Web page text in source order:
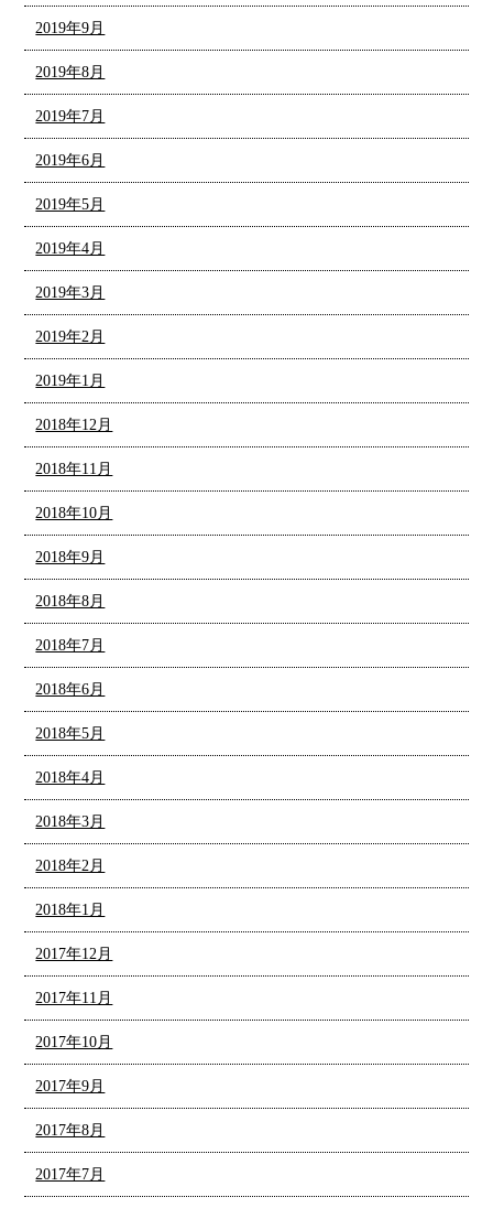
2019年9月
2019年8月
2019年7月
2019年6月
2019年5月
2019年4月
2019年3月
2019年2月
2019年1月
2018年12月
2018年11月
2018年10月
2018年9月
2018年8月
2018年7月
2018年6月
2018年5月
2018年4月
2018年3月
2018年2月
2018年1月
2017年12月
2017年11月
2017年10月
2017年9月
2017年8月
2017年7月